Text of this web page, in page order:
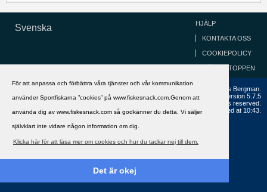
För att anpassa och förbättra våra tjänster och vår kommunikation
använder Sportfiskarna ”cookies” på www.fiskesnack.com.Genom att
använda dig av www.fiskesnack.com så godkänner du detta. Vi säljer
självklart inte vidare någon information om dig.
Klicka här för att läsa mer om cookies och hur du tackar nej till dem.
Det är okej
Svenska HJÄLP
KONTAKTA OSS
COOKIEPOLICY
GÅ TILL TOPPEN
Copyright ©2002 - 2021, FiskeSnack.com. Grundad 2002 av Anders Bergman.
Powered byvBulletin®
Version 5.7.5
Copyright © 2026 MH Sub I, LLC dba vBulletin. All rights reserved.
All times are GMT+1. This page was generated at 10:43.